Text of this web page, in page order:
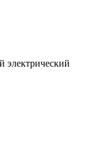
электрический